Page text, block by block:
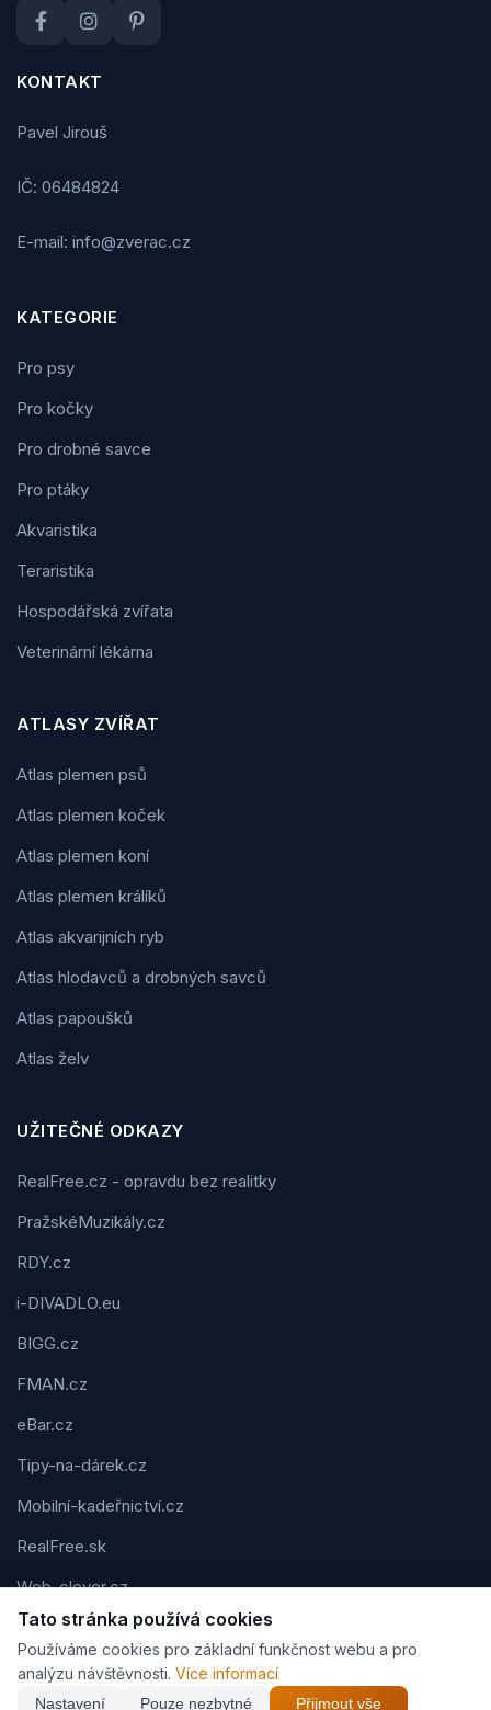
KONTAKT
Pavel Jirouš
IČ: 06484824
E-mail: info@zverac.cz
KATEGORIE
Pro psy
Pro kočky
Pro drobné savce
Pro ptáky
Akvaristika
Teraristika
Hospodářská zvířata
Veterinární lékárna
ATLASY ZVÍŘAT
Atlas plemen psů
Atlas plemen koček
Atlas plemen koní
Atlas plemen králíků
Atlas akvarijních ryb
Atlas hlodavců a drobných savců
Atlas papoušků
Atlas želv
UŽITEČNÉ ODKAZY
RealFree.cz - opravdu bez realitky
PražskéMuzikály.cz
RDY.cz
i-DIVADLO.eu
BIGG.cz
FMAN.cz
eBar.cz
Tipy-na-dárek.cz
Mobilní-kadeřnictví.cz
RealFree.sk
Web-clever.cz
Kvízov.cz
Karavaning.net
Tato stránka používá cookies
Používáme cookies pro základní funkčnost webu a pro
analýzu návštěvnosti. Více informací
Nastavení Pouze nezbytné Přijmout vše